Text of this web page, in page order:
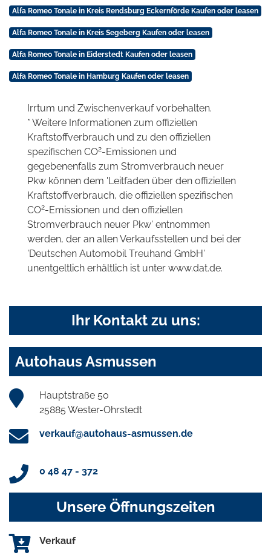
Alfa Romeo Tonale in Kreis Rendsburg Eckernförde Kaufen oder leasen
Alfa Romeo Tonale in Kreis Segeberg Kaufen oder leasen
Alfa Romeo Tonale in Eiderstedt Kaufen oder leasen
Alfa Romeo Tonale in Hamburg Kaufen oder leasen
Irrtum und Zwischenverkauf vorbehalten.
* Weitere Informationen zum offiziellen
Kraftstoffverbrauch und zu den offiziellen
spezifischen CO2-Emissionen und
gegebenenfalls zum Stromverbrauch neuer
Pkw können dem 'Leitfaden über den offiziellen
Kraftstoffverbrauch, die offiziellen spezifischen
CO2-Emissionen und den offiziellen
Stromverbrauch neuer Pkw' entnommen
werden, der an allen Verkaufsstellen und bei der
'Deutschen Automobil Treuhand GmbH'
unentgeltlich erhältlich ist unter www.dat.de.
Ihr Kontakt zu uns:
Autohaus Asmussen
Hauptstraße 50
25885 Wester-Ohrstedt
verkauf@autohaus-asmussen.de
0 48 47 - 372
Unsere Öffnungszeiten
Verkauf